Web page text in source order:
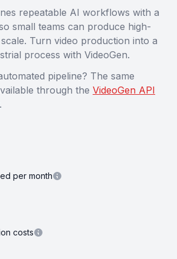
repeatable AI workflows with a
small teams can produce high-
Turn video production into a
process with VideoGen.
pipeline? The same
through the VideoGen API
.
per month
costs